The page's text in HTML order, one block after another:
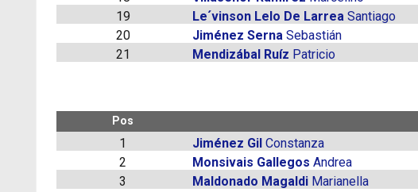
19
Le´vinson Lelo De Larrea Santiago
20
Jiménez Serna Sebastián
21
Mendizábal Ruíz Patricio
Pos
1 Jiménez Gil Constanza
2
Monsivais Gallegos Andrea
3
Maldonado Magaldi Marianella